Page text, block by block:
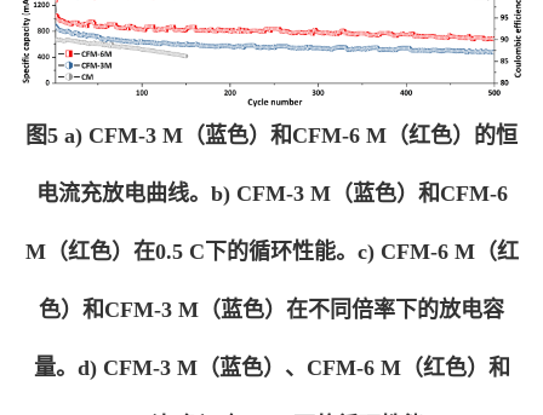
图5 a) CFM-3 M（蓝色）和CFM-6 M（红色）的恒
电流充放电曲线。b) CFM-3 M（蓝色）和CFM-6
M（红色）在0.5 C下的循环性能。c) CFM-6 M（红
色）和CFM-3 M（蓝色）在不同倍率下的放电容
量。d) CFM-3 M（蓝色）、CFM-6 M（红色）和